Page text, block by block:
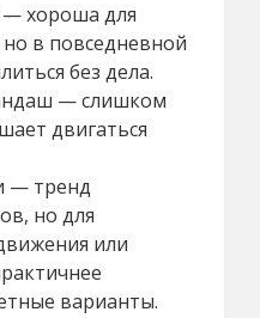
— хороша для
в повседневной
без дела.
— слишком
двигаться
— тренд
но для
или
варианты.